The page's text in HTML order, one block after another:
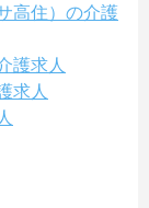
高住）の介護
護求人
求人